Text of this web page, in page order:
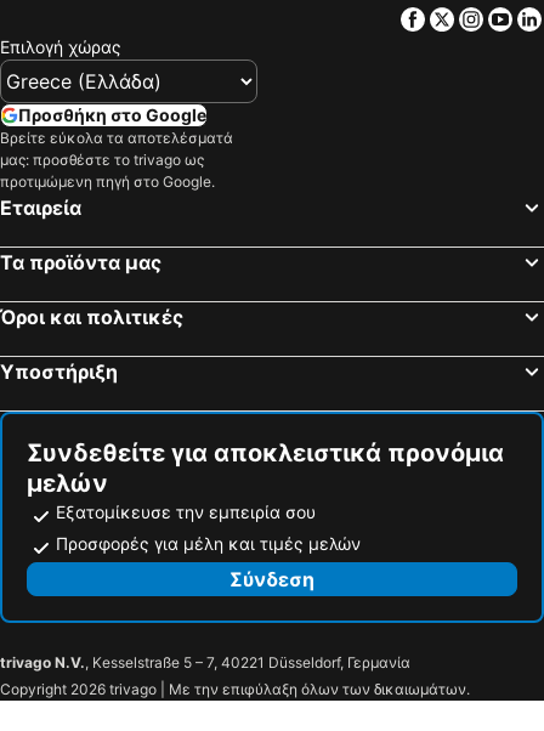
Facebook
Twitter
Επιλογή χώρας
Προσθήκη στο Google
Βρείτε εύκολα τα αποτελέσματά
μας: προσθέστε το trivago ως
προτιμώμενη πηγή στο Google.
Εταιρεία
Τα προϊόντα μας
Όροι και πολιτικές
Υποστήριξη
Συνδεθείτε για αποκλειστικά προνόμια
μελών
Εξατομίκευσε την εμπειρία σου
Προσφορές για μέλη και τιμές μελών
Σύνδεση
trivago N.V., Kesselstraße 5 – 7, 40221 Düsseldorf, Γερμανία
Copyright 2026 trivago | Με την επιφύλαξη όλων των δικαιωμάτων.